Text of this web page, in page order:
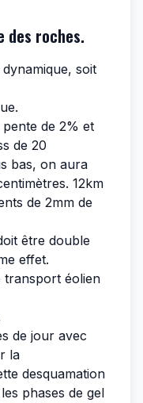
des roches.
soit
de 2% et
de 20
bas, on aura
12km
de 2mm de
être double
effet.
transport éolien
de jour avec
la
desquamation
phases de gel